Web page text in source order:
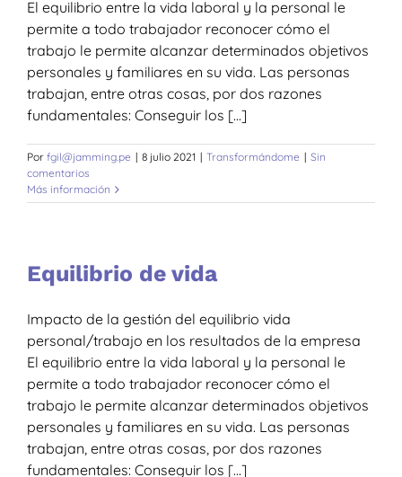
El equilibrio entre la vida laboral y la personal le
permite a todo trabajador reconocer cómo el
trabajo le permite alcanzar determinados objetivos
personales y familiares en su vida. Las personas
trabajan, entre otras cosas, por dos razones
fundamentales: Conseguir los [...]
Por fgil@jamming.pe | 8 julio 2021 | Transformándome | Sin
comentarios
Más información
Equilibrio de vida
Impacto de la gestión del equilibrio vida
personal/trabajo en los resultados de la empresa
El equilibrio entre la vida laboral y la personal le
permite a todo trabajador reconocer cómo el
trabajo le permite alcanzar determinados objetivos
personales y familiares en su vida. Las personas
trabajan, entre otras cosas, por dos razones
fundamentales: Conseguir los [...]